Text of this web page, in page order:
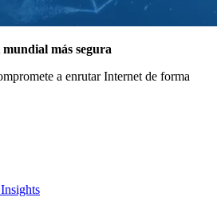
más segura
a enrutar Internet de forma